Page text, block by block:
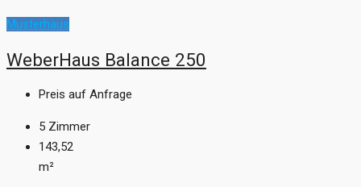
Musterhaus
WeberHaus Balance 250
Preis auf Anfrage
5 Zimmer
143,52
m²